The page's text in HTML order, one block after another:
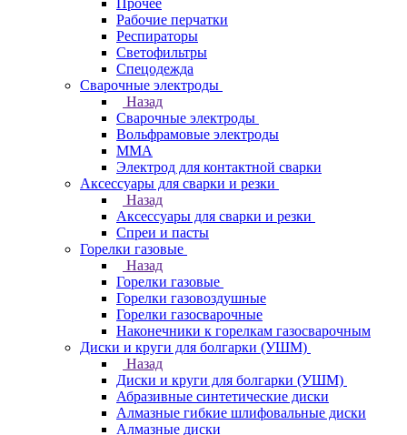
Прочее
Рабочие перчатки
Респираторы
Светофильтры
Спецодежда
Сварочные электроды
Назад
Сварочные электроды
Вольфрамовые электроды
ММА
Электрод для контактной сварки
Аксессуары для сварки и резки
Назад
Аксессуары для сварки и резки
Спреи и пасты
Горелки газовые
Назад
Горелки газовые
Горелки газовоздушные
Горелки газосварочные
Наконечники к горелкам газосварочным
Диски и круги для болгарки (УШМ)
Назад
Диски и круги для болгарки (УШМ)
Абразивные синтетические диски
Алмазные гибкие шлифовальные диски
Алмазные диски